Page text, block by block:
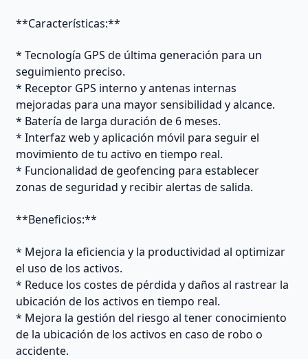
**Características:**
* Tecnología GPS de última generación para un
seguimiento preciso.
* Receptor GPS interno y antenas internas
mejoradas para una mayor sensibilidad y alcance.
* Batería de larga duración de 6 meses.
* Interfaz web y aplicación móvil para seguir el
movimiento de tu activo en tiempo real.
* Funcionalidad de geofencing para establecer
zonas de seguridad y recibir alertas de salida.
**Beneficios:**
* Mejora la eficiencia y la productividad al optimizar
el uso de los activos.
* Reduce los costes de pérdida y daños al rastrear la
ubicación de los activos en tiempo real.
* Mejora la gestión del riesgo al tener conocimiento
de la ubicación de los activos en caso de robo o
accidente.